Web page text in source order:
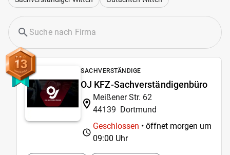
13 SACHVERSTÄNDIGE
OJ KFZ-Sachverständigenbüro
Meißener Str. 62
44139 Dortmund
Geschlossen • öffnet morgen um
09:00 Uhr